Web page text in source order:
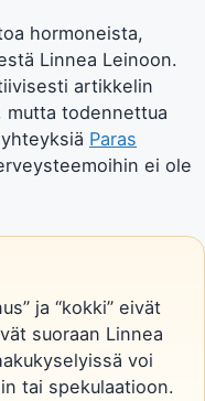
hormoneista,
Linnea Leinoon.
artikkelin
todennettua
Paras
ei ole
ja “kokki” eivät
suoraan Linnea
voi
tai spekulaatioon.